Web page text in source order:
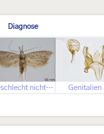
Diagnose
Geschlecht nicht bestimmt Genitalien